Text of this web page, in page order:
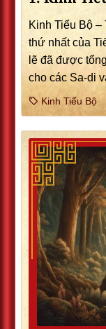
Kinh Tiểu Bộ
thứ nhất của
lẽ đã được
cho các Sa-di
Kinh Tiểu Bộ